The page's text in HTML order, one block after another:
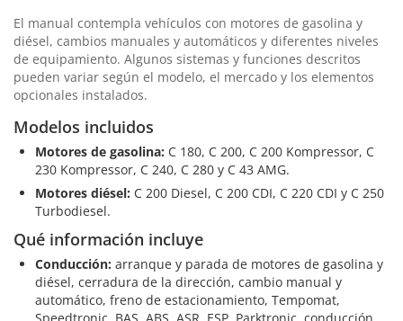
El manual contempla vehículos con motores de gasolina y
diésel, cambios manuales y automáticos y diferentes niveles
de equipamiento. Algunos sistemas y funciones descritos
pueden variar según el modelo, el mercado y los elementos
opcionales instalados.
Modelos incluidos
Motores de gasolina: C 180, C 200, C 200 Kompressor, C
230 Kompressor, C 240, C 280 y C 43 AMG.
Motores diésel: C 200 Diesel, C 200 CDI, C 220 CDI y C 250
Turbodiesel.
Qué información incluye
Conducción: arranque y parada de motores de gasolina y
diésel, cerradura de la dirección, cambio manual y
automático, freno de estacionamiento, Tempomat,
Speedtronic, BAS, ABS, ASR, ESP, Parktronic, conducción